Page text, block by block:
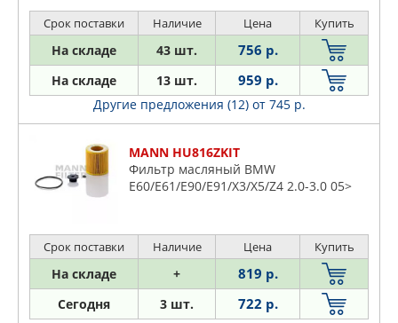
PEUGEOT
PIAA
PILENGA
PORSCHE
QML
QUATTRO FRENI
RENAULT
SASIC
SAT
Срок поставки Наличие Цена Купить
На складе 43 шт. 756 р.
На складе 13 шт. 959 р.
Другие предложения (12) от 745 р.
MANN HU816ZKIT
Фильтр масляный BMW
E60/E61/E90/E91/X3/X5/Z4 2.0-3.0 05>
Срок поставки Наличие Цена Купить
На складе + 819 р.
Сегодня 3 шт. 722 р.